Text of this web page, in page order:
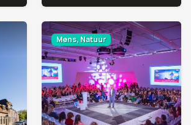
Mens, Natuur